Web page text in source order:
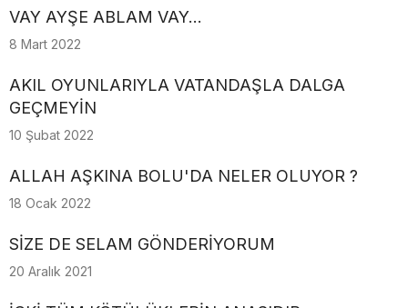
VAY AYŞE ABLAM VAY...
8 Mart 2022
AKIL OYUNLARIYLA VATANDAŞLA DALGA
GEÇMEYİN
10 Şubat 2022
ALLAH AŞKINA BOLU'DA NELER OLUYOR ?
18 Ocak 2022
SİZE DE SELAM GÖNDERİYORUM
20 Aralık 2021